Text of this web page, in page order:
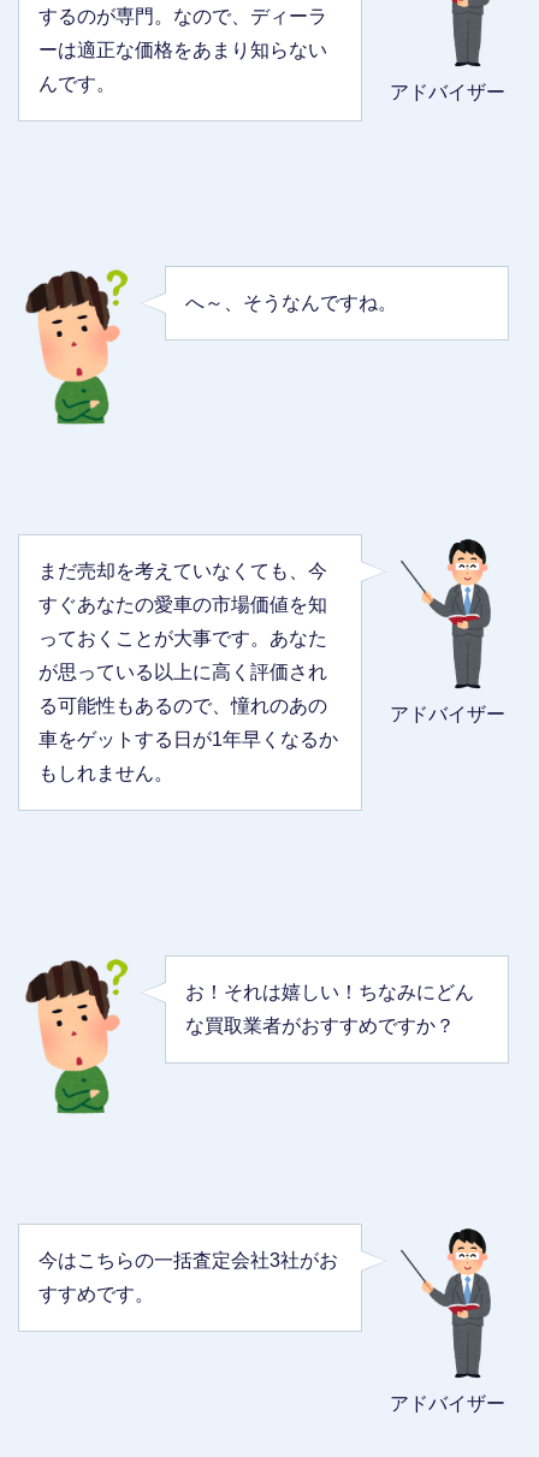
アドバイザー
するのが専門。なので、ディーラ
ーは適正な価格をあまり知らない
んです。
へ～、そうなんですね。
アドバイザー
まだ売却を考えていなくても、今
すぐあなたの愛車の市場価値を知
っておくことが大事です。あなた
が思っている以上に高く評価され
る可能性もあるので、憧れのあの
車をゲットする日が1年早くなるか
もしれません。
お！それは嬉しい！ちなみにどん
な買取業者がおすすめですか？
アドバイザー
今はこちらの一括査定会社3社がお
すすめです。